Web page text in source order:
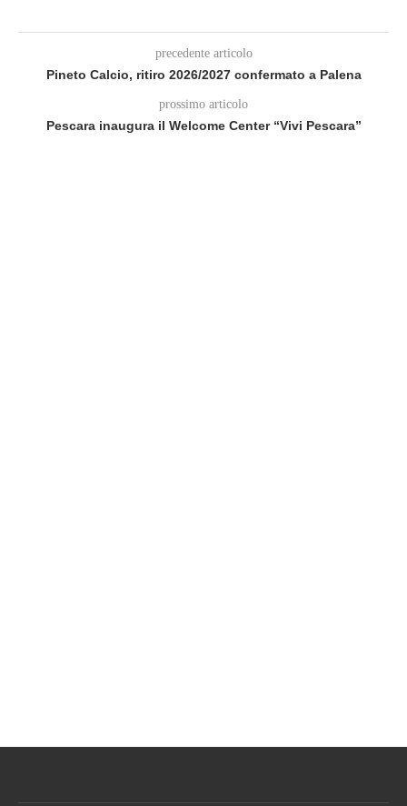
precedente articolo
Pineto Calcio, ritiro 2026/2027 confermato a Palena
prossimo articolo
Pescara inaugura il Welcome Center “Vivi Pescara”